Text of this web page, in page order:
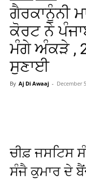
ਗੈਰਕਾਨੂੰਨੀ
ਕੋਰਟ ਨੇ
ਮੰਗੇ ਅੰਕੜੇ ,
ਸੁਣਾਈ
By Aj Di Awaaj - December
ਚੀਫ਼ ਜਸਟਿਸ
ਸੰਜੈ ਕੁਮਾਰ ਦੇ